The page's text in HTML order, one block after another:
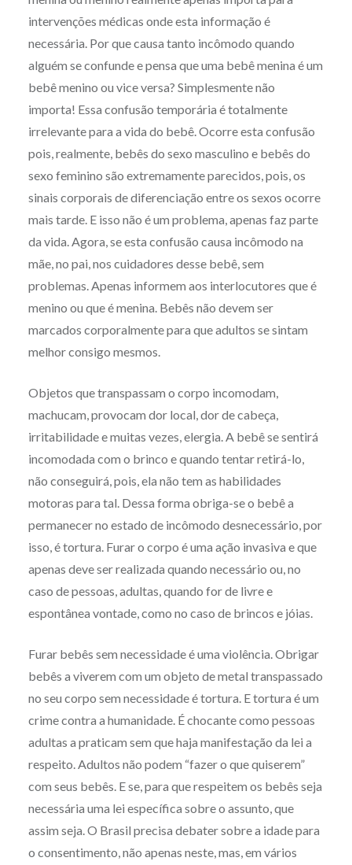
intervenções médicas onde esta informação é
necessária. Por que causa tanto incômodo quando
alguém se confunde e pensa que uma bebê menina é um
bebê menino ou vice versa? Simplesmente não
importa! Essa confusão temporária é totalmente
irrelevante para a vida do bebê. Ocorre esta confusão
pois, realmente, bebês do sexo masculino e bebês do
sexo feminino são extremamente parecidos, pois, os
sinais corporais de diferenciação entre os sexos ocorre
mais tarde. E isso não é um problema, apenas faz parte
da vida. Agora, se esta confusão causa incômodo na
mãe, no pai, nos cuidadores desse bebê, sem
problemas. Apenas informem aos interlocutores que é
menino ou que é menina. Bebês não devem ser
marcados corporalmente para que adultos se sintam
melhor consigo mesmos.
Objetos que transpassam o corpo incomodam,
machucam, provocam dor local, dor de cabeça,
irritabilidade e muitas vezes, elergia. A bebê se sentirá
incomodada com o brinco e quando tentar retirá-lo,
não conseguirá, pois, ela não tem as habilidades
motoras para tal. Dessa forma obriga-se o bebê a
permanecer no estado de incômodo desnecessário, por
isso, é tortura. Furar o corpo é uma ação invasiva e que
apenas deve ser realizada quando necessário ou, no
caso de pessoas, adultas, quando for de livre e
espontânea vontade, como no caso de brincos e jóias.
Furar bebês sem necessidade é uma violência. Obrigar
bebês a viverem com um objeto de metal transpassado
no seu corpo sem necessidade é tortura. E tortura é um
crime contra a humanidade. É chocante como pessoas
adultas a praticam sem que haja manifestação da lei a
respeito. Adultos não podem “fazer o que quiserem”
com seus bebês. E se, para que respeitem os bebês seja
necessária uma lei específica sobre o assunto, que
assim seja. O Brasil precisa debater sobre a idade para
o consentimento, não apenas neste, mas, em vários